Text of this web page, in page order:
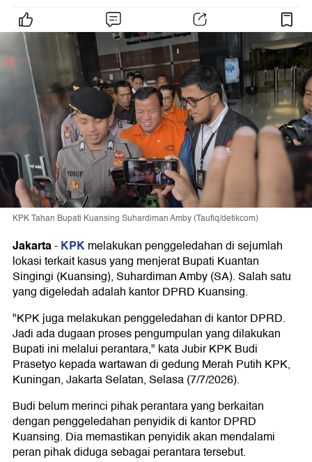
KPK Tahan Bupati Kuansing Suhardiman Amby (Taufiq/detikcom)
Jakarta-KPKmelakukan penggeledahan di sejumlah
lokasi terkait kasus yang menjerat Bupati Kuantan
Singingi (Kuansing), Suhardiman Amby (SA). Salah satu
yang digeledah adalah kantor DPRD Kuansing.
"KPK juga melakukan penggeledahan di kantor DPRD.
Jadi ada dugaan proses pengumpulan yang dilakukan
Bupati ini melalui perantara," kata Jubir KPK Budi
Prasetyo kepada wartawan di gedung Merah Putih KPK,
Kuningan, Jakarta Selatan, Selasa (7/7/2026).
Budi belum merinci pihak perantara yang berkaitan
dengan penggeledahan penyidik di kantor DPRD
Kuansing. Dia memastikan penyidik akan mendalami
peran pihak diduga sebagai perantara tersebut.